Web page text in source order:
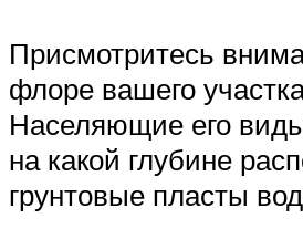
Присмотритесь
флоре вашего
Населяющие его
на какой глубине
грунтовые пласты